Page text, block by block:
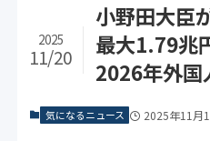
小野田大臣
最大1.79兆
2026年外国
2025
11/20
気になるニュース 2025年11月